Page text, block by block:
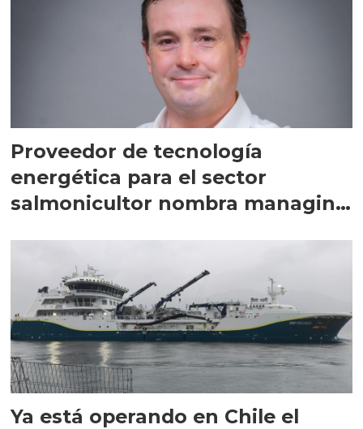
Proveedor de tecnología
energética para el sector
salmonicultor nombra managing
Ya está operando en Chile el